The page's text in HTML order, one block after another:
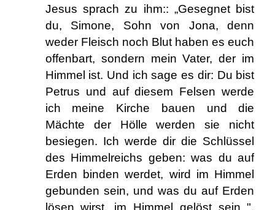
Jesus sprach zu ihm:: „Gesegnet bist
du, Simone, Sohn von Jona, denn
weder Fleisch noch Blut haben es euch
offenbart, sondern mein Vater, der im
Himmel ist. Und ich sage es dir: Du bist
Petrus und auf diesem Felsen werde
ich meine Kirche bauen und die
Mächte der Hölle werden sie nicht
besiegen. Ich werde dir die Schlüssel
des Himmelreichs geben: was du auf
Erden binden werdet, wird im Himmel
gebunden sein, und was du auf Erden